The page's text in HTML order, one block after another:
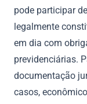
pode participar
legalmente
em dia com
previdenciárias.
documentação
casos,